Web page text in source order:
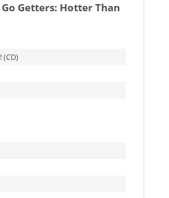
Go Getters: Hotter Than
(CD)